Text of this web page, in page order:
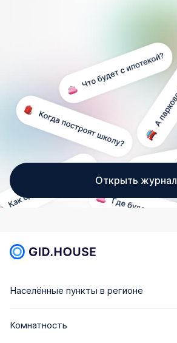
Открыть журнал
Населённые пункты в регионе
Комнатность